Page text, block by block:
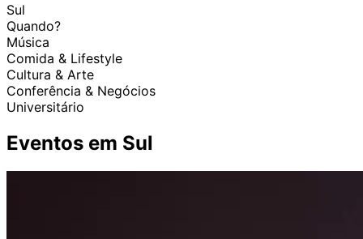
Sul
Quando?
Música
Comida & Lifestyle
Cultura & Arte
Conferência & Negócios
Universitário
Eventos em Sul